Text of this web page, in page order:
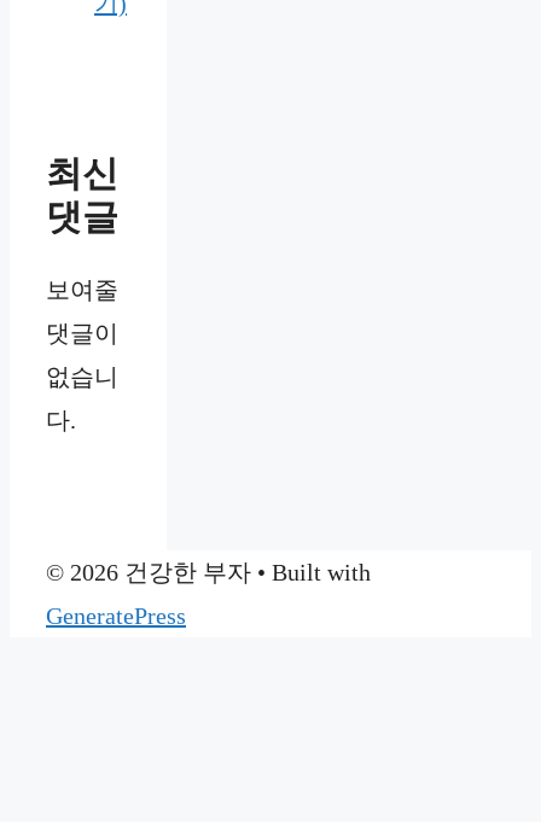
최신
댓글
보여줄
댓글이
없습니
다.
© 2026 건강한 부자 • Built with
GeneratePress